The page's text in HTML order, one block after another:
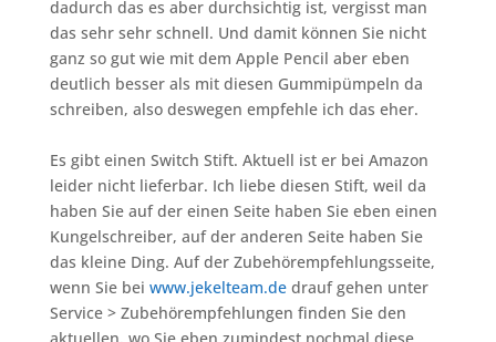
dadurch das es aber durchsichtig ist, vergisst man
das sehr sehr schnell. Und damit können Sie nicht
ganz so gut wie mit dem Apple Pencil aber eben
deutlich besser als mit diesen Gummipümpeln da
schreiben, also deswegen empfehle ich das eher.
Es gibt einen Switch Stift. Aktuell ist er bei Amazon
leider nicht lieferbar. Ich liebe diesen Stift, weil da
haben Sie auf der einen Seite haben Sie eben einen
Kungelschreiber, auf der anderen Seite haben Sie
das kleine Ding. Auf der Zubehörempfehlungsseite,
wenn Sie bei www.jekelteam.dedrauf gehen unter
Service > Zubehörempfehlungen finden Sie den